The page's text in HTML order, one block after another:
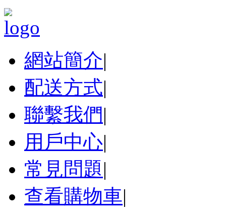
網站簡介|
配送方式|
聯繫我們|
用戶中心|
常見問題|
查看購物車|